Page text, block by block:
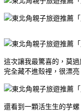
這次讓我最驚喜的，莫
完全藏不進殼裡，很漂亮
還看到一顆活生生的芋